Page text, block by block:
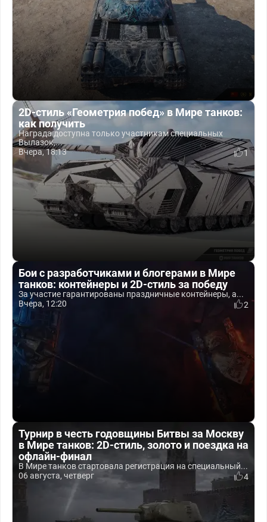
2D-стиль «Геометрия побед» в Мире танков:
как получить
Награда доступна только участникам специальных
Вылазок,...
Вчера, 18:13
1
Бои с разработчиками и блогерами в Мире
танков: контейнеры и 2D-стиль за победу
За участие гарантированы праздничные контейнеры, а...
Вчера, 12:20
2
Турнир в честь годовщины Битвы за Москву
в Мире танков: 2D-стиль, золото и поездка на
офлайн-финал
В Мире танков стартовала регистрация на специальный...
06 августа, четверг
4